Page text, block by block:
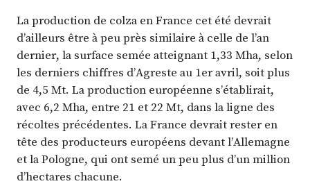
La production de colza en France cet été devrait
d’ailleurs être à peu près similaire à celle de l’an
dernier, la surface semée atteignant 1,33 Mha, selon
les derniers chiffres d’Agreste au 1er avril, soit plus
de 4,5 Mt. La production européenne s’établirait,
avec 6,2 Mha, entre 21 et 22 Mt, dans la ligne des
récoltes précédentes. La France devrait rester en
tête des producteurs européens devant l’Allemagne
et la Pologne, qui ont semé un peu plus d’un million
d’hectares chacune.